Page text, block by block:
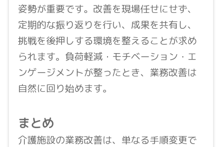
姿勢が重要です。改善を現場任せにせず、
定期的な振り返りを行い、成果を共有し、
挑戦を後押しする環境を整えることが求め
られます。負荷軽減・モチベーション・エ
ンゲージメントが整ったとき、業務改善は
自然に回り始めます。
まとめ
介護施設の業務改善は、単なる手順変更で